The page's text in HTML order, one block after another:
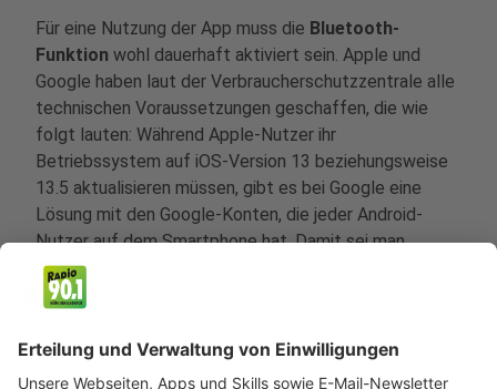
Für eine Nutzung der App muss die Bluetooth-
Funktion wohl dauerhaft aktiviert sein. Apple und
Google haben laut der Verbraucherschutzzentrale alle
technischen Voraussetzungen geschaffen, die wie
folgt lauten: Während Apple-Nutzer ihr
Betriebssystem auf iOS-Version 13 beziehungsweise
13.5 aktualisieren müssen, gibt es bei Google eine
Lösung mit den Google-Konten, die jeder Android-
Nutzer auf dem Smartphone hat. Damit sei man
unabhängig von Smartphone-Herstellern und erreiche
auch Nutzer, die keine Updates für ihr Betriebssystem
Android oder iOS (Apple) vorzugehen habt, findet ihr
überdiesen Link .